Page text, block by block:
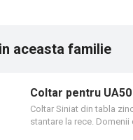
aceasta familie
Coltar pentru
Coltar Siniat din tabla
stantare la rece.